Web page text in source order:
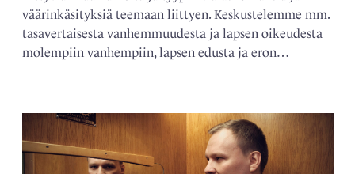
väärinkäsityksiä teemaan liittyen. Keskustelemme mm.
tasavertaisesta vanhemmuudesta ja lapsen oikeudesta
molempiin vanhempiin, lapsen edusta ja eron…